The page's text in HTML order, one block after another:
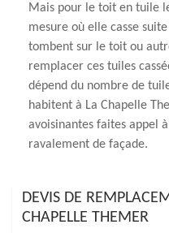
Mais pour le toit en tuile
mesure où elle casse
tombent sur le toit ou
remplacer ces tuiles
dépend du nombre de
habitent à La Chapelle
avoisinantes faites appel
ravalement de façade.
DEVIS DE
CHAPELLE THEMER